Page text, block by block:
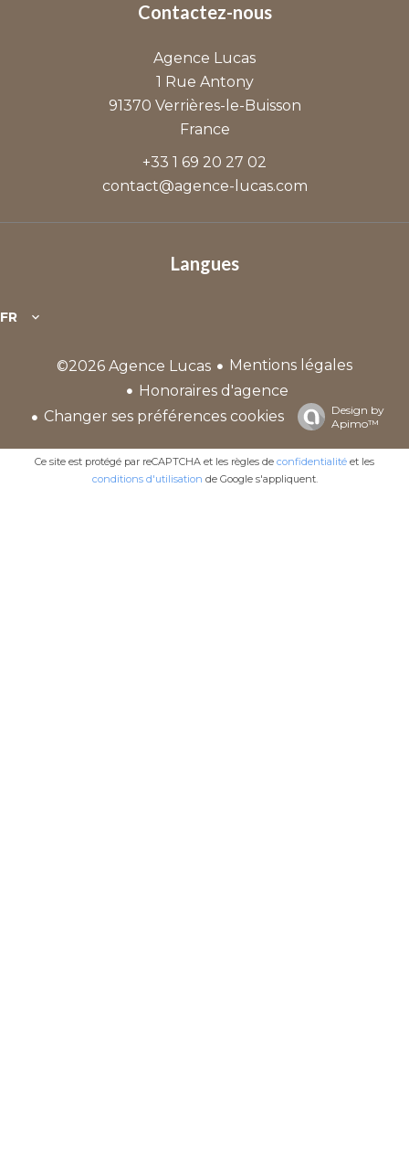
Contactez-nous
Agence Lucas
1 Rue Antony
91370 Verrières-le-Buisson
France
+33 1 69 20 27 02
contact@agence-lucas.com
Langues
FR
©2026 Agence Lucas
Mentions légales
Honoraires d'agence
Changer ses préférences cookies
Design by
Apimo™
Ce site est protégé par reCAPTCHA et les règles de confidentialité et les
conditions d'utilisation de Google s'appliquent.